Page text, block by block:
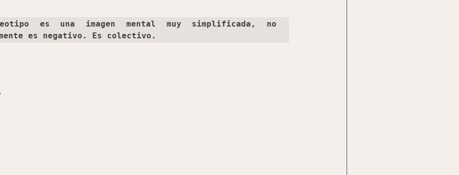
es una imagen mental muy simplificada, no
es negativo. Es colectivo.